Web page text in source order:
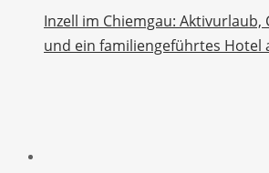
Inzell im Chiemgau: Aktivurlaub,
und ein familiengeführtes Hotel